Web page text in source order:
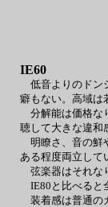
IE60
低音よりのドン
癖もない。高域は
分解能は価格な
聴して大きな違和
明瞭さ、音の鮮
ある程度両立して
弦楽器はそれな
IE80と比べると
装着感は普通の